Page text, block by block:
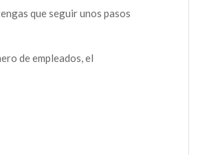
que seguir unos pasos
de empleados, el